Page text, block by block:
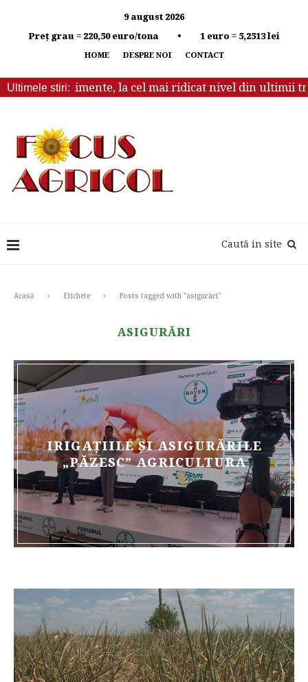
9 august 2026
Preț grau = 220,50 euro/tona • 1 euro = 5,2513 lei
HOME DESPRE NOI CONTACT
Ultimele stiri:
la alimente, la cel mai ridicat nivel din ultimii trei
Caută in site
Acasă Etichete Posts tagged with "asigurări"
ASIGURĂRI
IRIGAȚIILE ȘI ASIGURĂRILE
„PĂZESC” AGRICULTURA